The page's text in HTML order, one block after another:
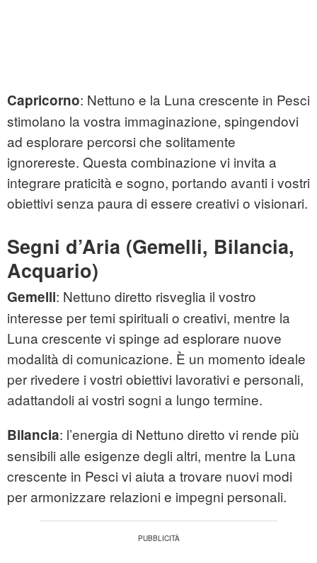
Capricorno: Nettuno e la Luna crescente in Pesci
stimolano la vostra immaginazione, spingendovi
ad esplorare percorsi che solitamente
ignorereste. Questa combinazione vi invita a
integrare praticità e sogno, portando avanti i vostri
obiettivi senza paura di essere creativi o visionari.
Segni d’Aria (Gemelli, Bilancia,
Acquario)
Gemelli: Nettuno diretto risveglia il vostro
interesse per temi spirituali o creativi, mentre la
Luna crescente vi spinge ad esplorare nuove
modalità di comunicazione. È un momento ideale
per rivedere i vostri obiettivi lavorativi e personali,
adattandoli ai vostri sogni a lungo termine.
Bilancia: l’energia di Nettuno diretto vi rende più
sensibili alle esigenze degli altri, mentre la Luna
crescente in Pesci vi aiuta a trovare nuovi modi
per armonizzare relazioni e impegni personali.